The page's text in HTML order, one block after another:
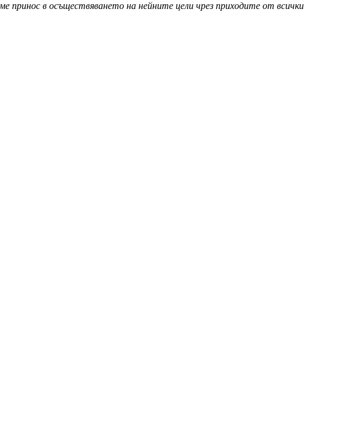
принос в осъществяването на нейните цели чрез приходите от всички